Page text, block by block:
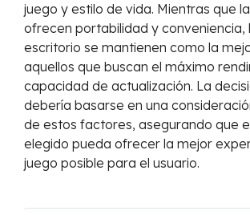
juego y estilo de vida. Mientras que
ofrecen portabilidad y conveniencia,
escritorio se mantienen como la
aquellos que buscan el máximo
capacidad de actualización. La
debería basarse en una
de estos factores, asegurando que
elegido pueda ofrecer la mejor
juego posible para el usuario.